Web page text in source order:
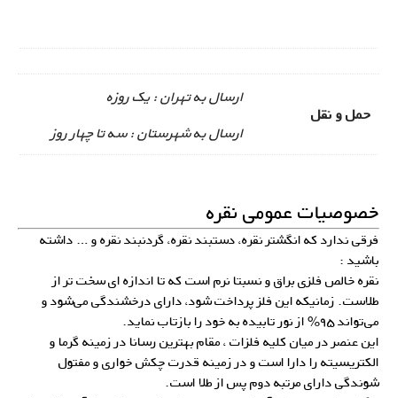
حمل و نقل
ارسال به تهران : یک روزه
ارسال به شهرستان : سه تا چهار روز
خصوصیات عمومی نقره
فرقی ندارد که انگشتر نقره، دستبند نقره، گردنبند نقره و … داشته
باشید :
نقره خالص فلزی براق و نسبتا نرم است که تا اندازه ای سخت تر از
طلاست. زمانیکه این فلز پرداخت شود، دارای درخشندگی می‌شود و
می‌تواند ۹۵% از نور تابیده به خود را بازتاب نماید.
این عنصر در میان کلیه فلزات ، مقام بهترین رسانا در زمینه گرما و
الکتریسیته را دارا است و در زمینه قدرت چکش خواری و مفتول
شوندگی دارای مرتبه دوم پس از طلا است.